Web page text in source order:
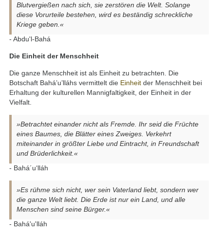
Blutvergießen nach sich, sie zerstören die Welt. Solange
diese Vorurteile bestehen, wird es beständig schreckliche
Kriege geben.«
- Abdu'l-Bahá
Die Einheit der Menschheit
Die ganze Menschheit ist als Einheit zu betrachten. Die
Botschaft Bahá’u’lláhs vermittelt die Einheit der Menschheit bei
Erhaltung der kulturellen Mannigfaltigkeit, der Einheit in der
Vielfalt.
»Betrachtet einander nicht als Fremde. Ihr seid die Früchte
eines Baumes, die Blätter eines Zweiges. Verkehrt
miteinander in größter Liebe und Eintracht, in Freundschaft
und Brüderlichkeit.«
- Bahá´u‘lláh
»Es rühme sich nicht, wer sein Vaterland liebt, sondern wer
die ganze Welt liebt. Die Erde ist nur ein Land, und alle
Menschen sind seine Bürger.«
- Bahá'u'lláh